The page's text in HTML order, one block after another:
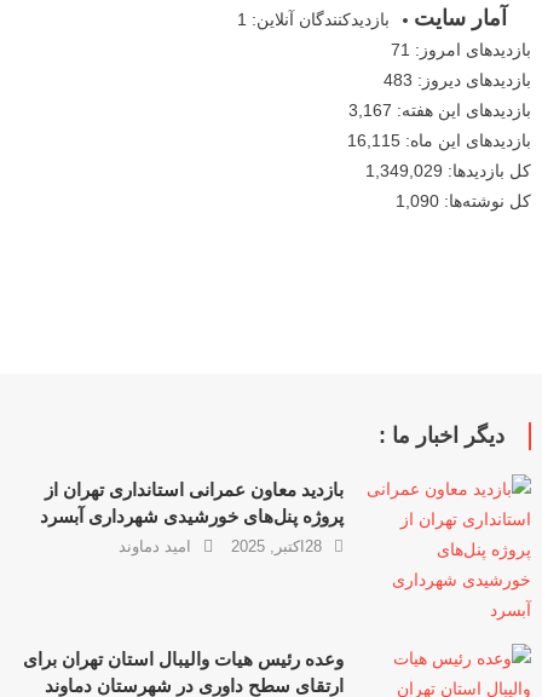
آمار سایت بازدیدکنندگان آنلاین: 1
بازدیدهای امروز: 71
بازدیدهای دیروز: 483
بازدیدهای این هفته: 3,167
بازدیدهای این ماه: 16,115
کل بازدیدها: 1,349,029
کل نوشته‌ها: 1,090
دیگر اخبار ما :
بازدید معاون عمرانی استانداری تهران از
پروژه پنل‌های خورشیدی شهرداری آبسرد
28اکتبر, 2025 امید دماوند
وعده رئیس هیات والیبال استان تهران برای
ارتقای سطح داوری در شهرستان دماوند